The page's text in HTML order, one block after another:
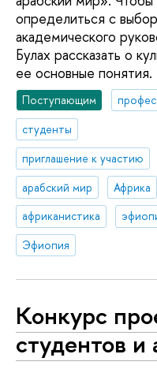
определиться с
академического
Булах рассказать о
ее основные понятия.
Поступающим
студенты
приглашение к участию
арабский мир
Африка
африканистика
Эфиопия
Конкурс
студентов и